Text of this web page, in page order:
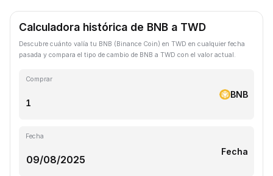
Calculadora histórica de BNB a TWD
Descubre cuánto valía tu BNB (Binance Coin) en TWD en cualquier fecha
pasada y compara el tipo de cambio de BNB a TWD con el valor actual.
Comprar
BNB
Fecha
Fecha